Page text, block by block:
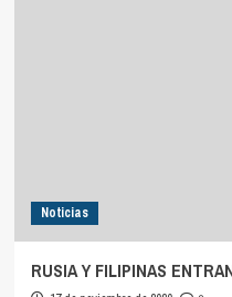
Noticias
RUSIA Y FILIPINAS